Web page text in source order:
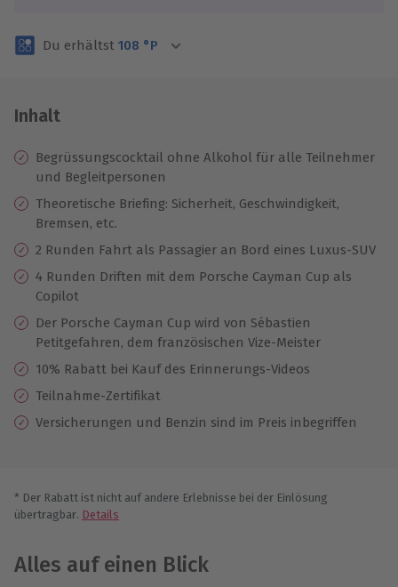
Du erhältst 108 °P
Inhalt
Begrüssungscocktail ohne Alkohol für alle Teilnehmer
und Begleitpersonen
Theoretische Briefing: Sicherheit, Geschwindigkeit,
Bremsen, etc.
2 Runden Fahrt als Passagier an Bord eines Luxus-SUV
4 Runden Driften mit dem Porsche Cayman Cup als
Copilot
Der Porsche Cayman Cup wird von Sébastien
Petitgefahren, dem französischen Vize-Meister
10% Rabatt bei Kauf des Erinnerungs-Videos
Teilnahme-Zertifikat
Versicherungen und Benzin sind im Preis inbegriffen
* Der Rabatt ist nicht auf andere Erlebnisse bei der Einlösung
übertragbar. Details
Alles auf einen Blick